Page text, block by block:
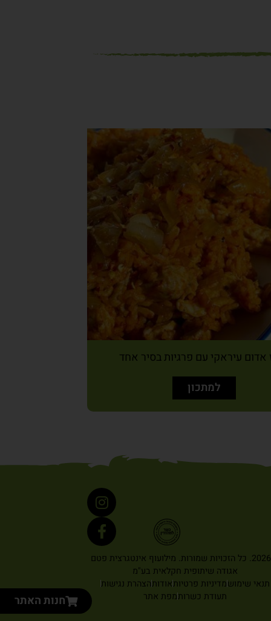
אדום עיראקי עם פרגיות בסיר אחד
למתכון
חנות האתר
© 2026. כל הזכויות שמורות. מילועוף אינטגרצית פטם
אגודה שיתופית חקלאית בע"מ
תנאי שימושמדיניות פרטיותאודותהצהרת נגישות
תעודת כשרותמפת אתר